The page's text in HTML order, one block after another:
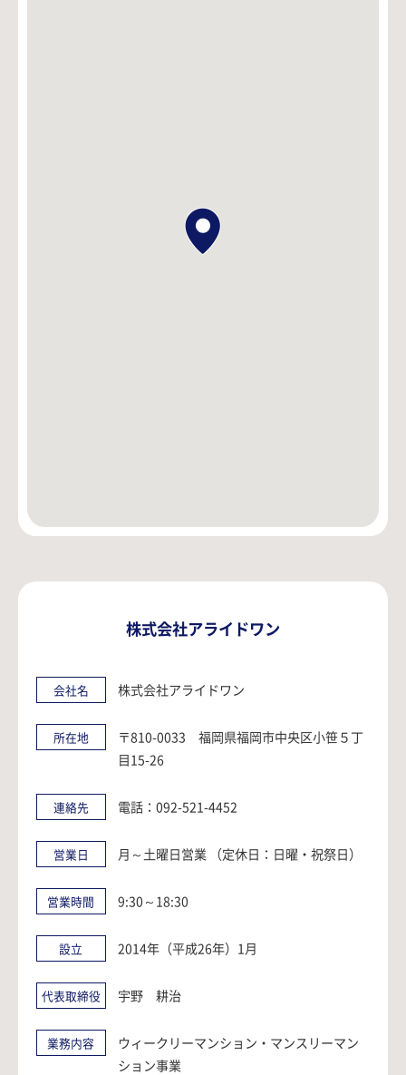
株式会社アライドワン
会社名 株式会社アライドワン
所在地
〒810-0033 福岡県福岡市中央区小笹５丁
目15-26
連絡先 電話：092-521-4452
営業日 月～土曜日営業 （定休日：日曜・祝祭日）
営業時間 9:30～18:30
設立 2014年（平成26年）1月
代表取締役 宇野 耕治
業務内容
ウィークリーマンション・マンスリーマン
ション事業